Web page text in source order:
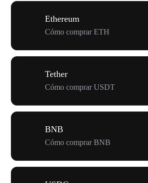
Ethereum
Cómo comprar ETH
Tether
Cómo comprar USDT
BNB
Cómo comprar BNB